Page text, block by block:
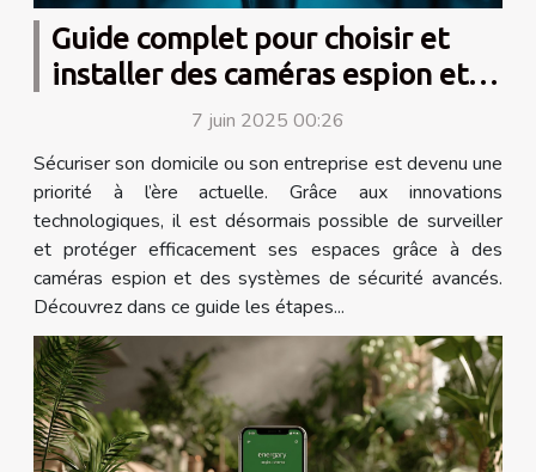
Guide complet pour choisir et
installer des caméras espion et
systèmes de sécurité
7 juin 2025 00:26
Sécuriser son domicile ou son entreprise est devenu une
priorité à l’ère actuelle. Grâce aux innovations
technologiques, il est désormais possible de surveiller
et protéger efficacement ses espaces grâce à des
caméras espion et des systèmes de sécurité avancés.
Découvrez dans ce guide les étapes...